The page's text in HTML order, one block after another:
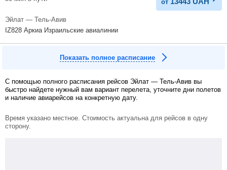
от
Эйлат — Тель-Авив
IZ828 Аркиа Израильские авиалинии
Показать полное расписание
С помощью полного расписания рейсов Эйлат — Тель-Авив вы
быстро найдете нужный вам вариант перелета, уточните дни полетов
и наличие авиарейсов на конкретную дату.
Время указано местное. Стоимость актуальна для рейсов в одну
сторону.